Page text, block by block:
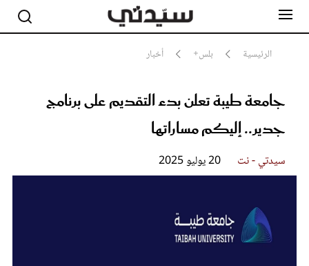
الرئيسية بلس+ أخبار
جامعة طيبة تعلن بدء التقديم على برنامج
جدير.. إليكم مساراتها
سيدتي - نت 20 يوليو 2025
مشاهير
أناقة
جمال
سيدتي وطفلك
لايف ستايل
فيديو
مطبخ سيدتي